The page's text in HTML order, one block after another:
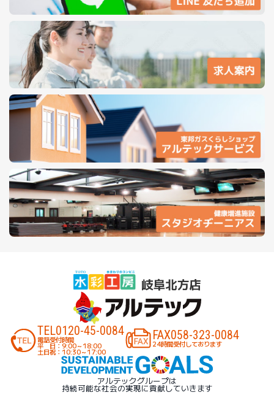
TEL0120-45-0084
電話受付時間
平 日：9:00～18:00
土日祝：10:30～17:00
FAX058-323-0084
24時間受付しております
アルテックグループは
持続可能な社会の実現に貢献していきます